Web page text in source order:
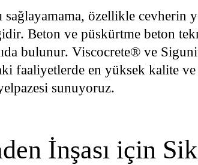
sağlayamama, özellikle cevherin
Beton ve püskürtme beton
bulunur. Viscocrete® ve
faaliyetlerde en yüksek kalite ve
sunuyoruz.
İnşası için